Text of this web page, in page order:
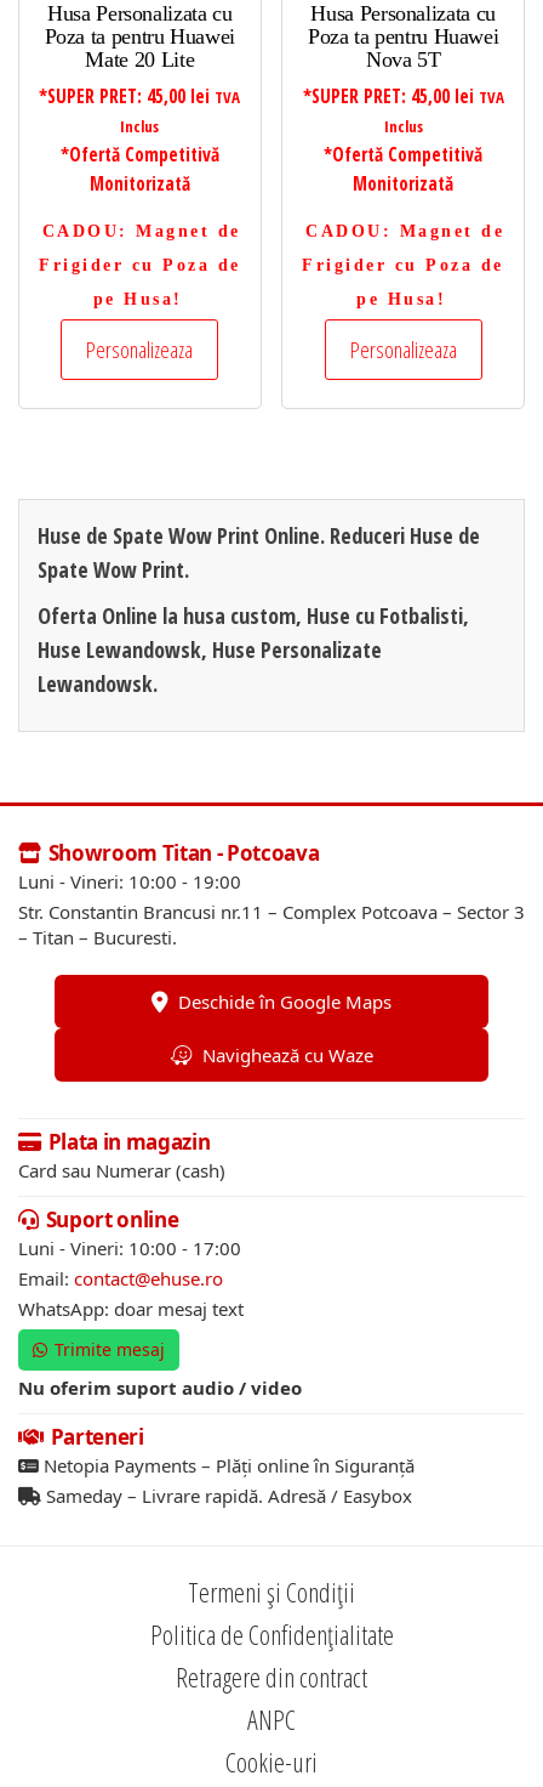
Husa Personalizata cu
Poza ta pentru Huawei
Mate 20 Lite
*SUPER PRET: 45,00 lei TVA
Inclus
*Ofertă Competitivă
Monitorizată
CADOU : Magnet de
Frigider cu Poza de
pe Husa!
Personalizeaza
Husa Personalizata cu
Poza ta pentru Huawei
Nova 5T
*SUPER PRET: 45,00 lei TVA
Inclus
*Ofertă Competitivă
Monitorizată
CADOU : Magnet de
Frigider cu Poza de
pe Husa!
Personalizeaza
Huse de Spate Wow Print Online. Reduceri Huse de
Spate Wow Print.
Oferta Online la husa custom, Huse cu Fotbalisti,
Huse Lewandowsk, Huse Personalizate
Lewandowsk.
Showroom Titan - Potcoava
Luni - Vineri: 10:00 - 19:00
Str. Constantin Brancusi nr.11 – Complex Potcoava – Sector 3
– Titan – Bucuresti.
Deschide în Google Maps
Navighează cu Waze
Plata in magazin
Card sau Numerar (cash)
Suport online
Luni - Vineri: 10:00 - 17:00
Email: contact@ehuse.ro
WhatsApp: doar mesaj text
Trimite mesaj
Nu oferim suport audio / video
Parteneri
Netopia Payments – Plăți online în Siguranță
Sameday – Livrare rapidă. Adresă / Easybox
Termeni și Condiții
Politica de Confidențialitate
Retragere din contract
ANPC
Cookie-uri